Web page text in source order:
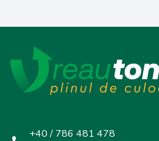
+40 / 786 481 478